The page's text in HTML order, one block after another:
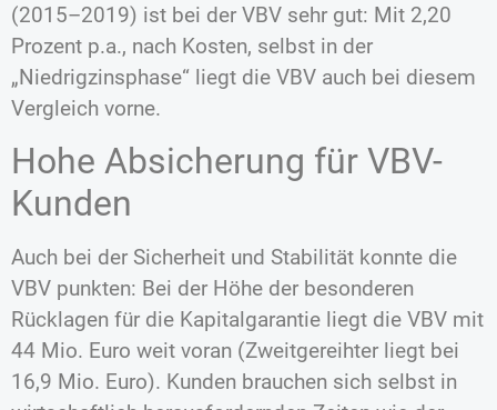
(2015–2019) ist bei der VBV sehr gut: Mit 2,20
Prozent p.a., nach Kosten, selbst in der
„Niedrigzinsphase“ liegt die VBV auch bei diesem
Vergleich vorne.
Hohe Absicherung für VBV-
Kunden
Auch bei der Sicherheit und Stabilität konnte die
VBV punkten: Bei der Höhe der besonderen
Rücklagen für die Kapitalgarantie liegt die VBV mit
44 Mio. Euro weit voran (Zweitgereihter liegt bei
16,9 Mio. Euro). Kunden brauchen sich selbst in